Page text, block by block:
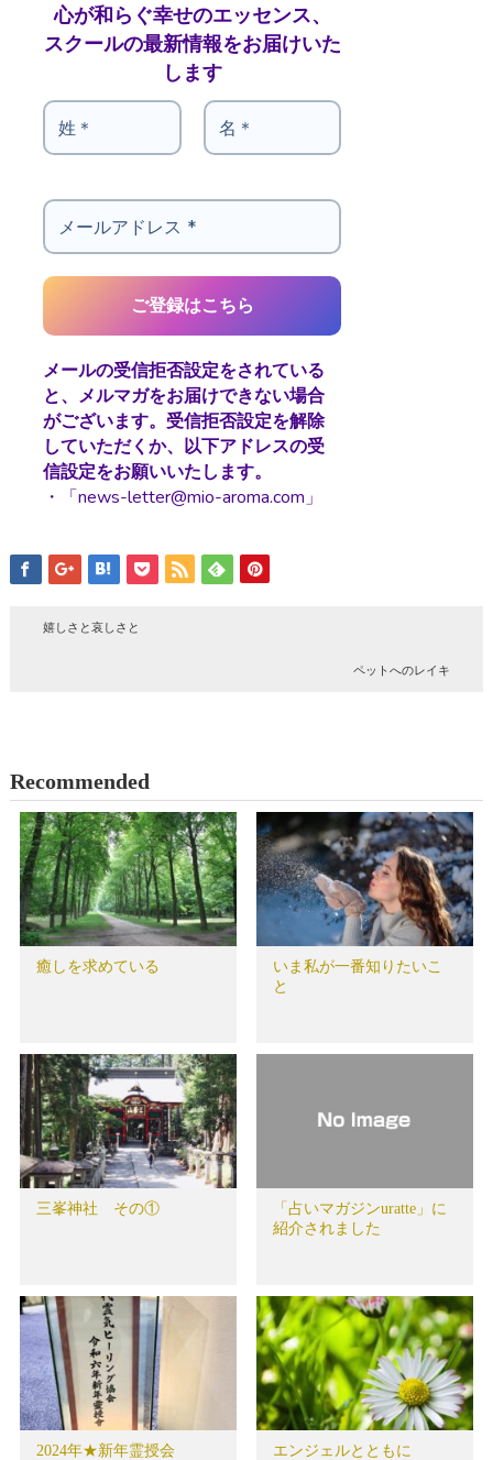
心が和らぐ幸せのエッセンス、
スクールの最新情報をお届けいた
します
メールの受信拒否設定をされている
と、メルマガをお届けできない場合
がございます。受信拒否設定を解除
していただくか、以下アドレスの受
信設定をお願いいたします。
・「news-letter@mio-aroma.com」
嬉しさと哀しさと
ペットへのレイキ
Recommended
癒しを求めている
いま私が一番知りたいこ
と
三峯神社 その①
「占いマガジンuratte」に
紹介されました
2024年★新年霊授会 エンジェルとともに